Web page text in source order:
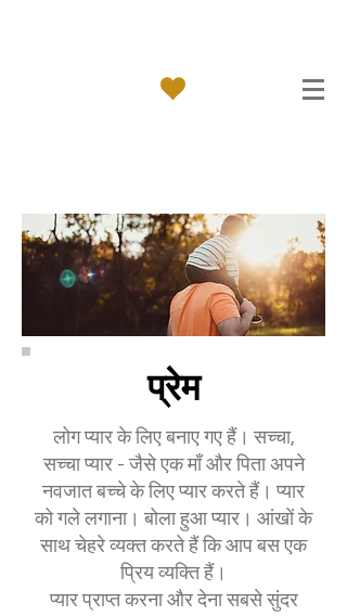
प्रेम
लोग प्यार के लिए बनाए गए हैं। सच्चा,
सच्चा प्यार - जैसे एक माँ और पिता अपने
नवजात बच्चे के लिए प्यार करते हैं। प्यार
को गले लगाना। बोला हुआ प्यार। आंखों के
साथ चेहरे व्यक्त करते हैं कि आप बस एक
प्रिय व्यक्ति हैं।
प्यार प्राप्त करना और देना सबसे सुंदर